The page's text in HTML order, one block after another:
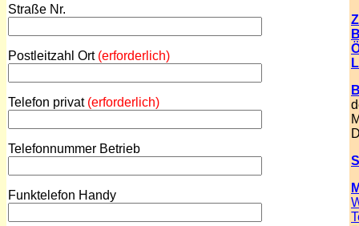
Straße Nr.
Postleitzahl Ort (erforderlich)
Telefon privat (erforderlich)
Telefonnummer Betrieb
Funktelefon Handy